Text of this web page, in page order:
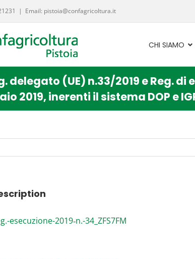
| Email: pistoia@confagricoltura.it
CHI SIAMO
delegato (UE) n.33/2019 e Reg.
2019, inerenti il sistema DOP e
esecuzione-2019‑n.-34_ZFS7FM